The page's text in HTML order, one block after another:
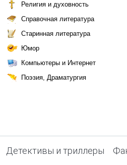
Религия и духовность
Справочная литература
Старинная литература
Юмор
Компьютеры и Интернет
Поэзия, Драматургия
Детективы и триллеры